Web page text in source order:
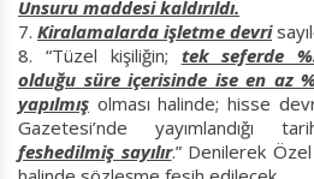
Unsuru maddesi kaldırıldı.
Kiralamalarda işletme devri
“Tüzel kişiliğin; tek seferde
olduğu süre içerisinde ise en az
yapılmış olması halinde; hisse
Gazetesi’nde yayımlandığı
feshedilmiş sayılır.” Denilerek Özel